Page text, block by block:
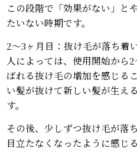
この段階で「効果がない」と
たいない時期です。
2〜3ヶ月目：抜け毛が落ち着
人によっては、使用開始から
ばれる抜け毛の増加を感じる
い髪が抜けて新しい髪が生え
す。
その後、少しずつ抜け毛が落
目立たなくなったように感じ